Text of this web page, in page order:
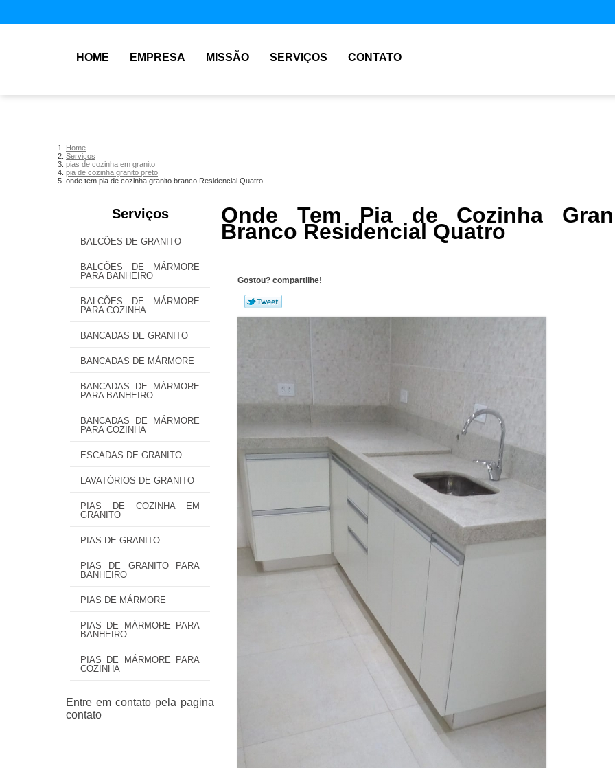
HOME EMPRESA MISSÃO SERVIÇOS CONTATO
Home
Serviços
pias de cozinha em granito
pia de cozinha granito preto
onde tem pia de cozinha granito branco Residencial Quatro
Serviços
BALCÕES DE GRANITO
BALCÕES DE MÁRMORE
PARA BANHEIRO
BALCÕES DE MÁRMORE
PARA COZINHA
BANCADAS DE GRANITO
BANCADAS DE MÁRMORE
BANCADAS DE MÁRMORE
PARA BANHEIRO
BANCADAS DE MÁRMORE
PARA COZINHA
ESCADAS DE GRANITO
LAVATÓRIOS DE GRANITO
PIAS DE COZINHA EM
GRANITO
PIAS DE GRANITO
PIAS DE GRANITO PARA
BANHEIRO
PIAS DE MÁRMORE
PIAS DE MÁRMORE PARA
BANHEIRO
PIAS DE MÁRMORE PARA
COZINHA
Onde Tem Pia de Cozinha
Branco Residencial Quatro
Gostou? compartilhe!